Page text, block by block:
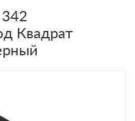
Квадрат